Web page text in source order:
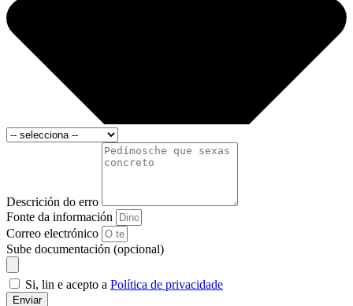
Descrición do erro
Fonte da información
Correo electrónico
Sube documentación (opcional)
Si, lin e acepto a Política de privacidade
Enviar